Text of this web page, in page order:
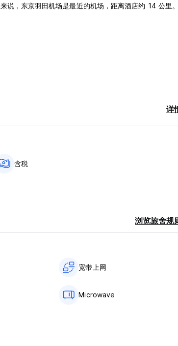
说，东京羽田机场是最近的机场，距离酒店约 14 公里
详
含税
浏览旅舍规
宽带上网
Microwave